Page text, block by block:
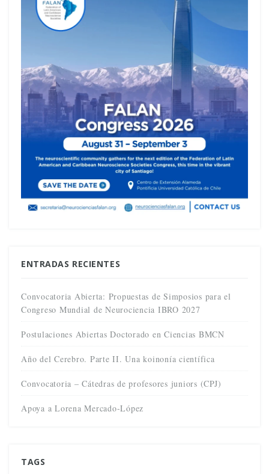
ENTRADAS RECIENTES
Convocatoria Abierta: Propuestas de Simposios para el
Congreso Mundial de Neurociencia IBRO 2027
Postulaciones Abiertas Doctorado en Ciencias BMCN
Año del Cerebro. Parte II. Una koinonía científica
Convocatoria – Cátedras de profesores juniors (CPJ)
Apoya a Lorena Mercado-López
TAGS